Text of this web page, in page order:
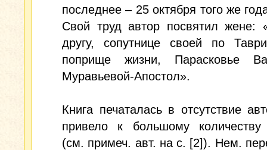
последнее – 25 октября того же
Свой труд автор посвятил жене:
другу, сопутнице своей по
поприще жизни, Парасковье
Муравьевой-Апостол».
Книга печаталась в отсутствие
привело к большому количеству
(см. примеч. авт. на с. [2]). Нем.